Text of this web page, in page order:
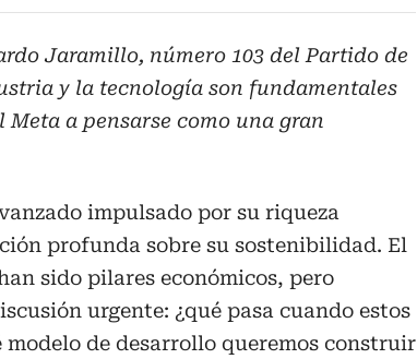
Jaramillo, número 103 del Partido de
y la tecnología son fundamentales
a pensarse como una gran
impulsado por su riqueza
profunda sobre su sostenibilidad. El
sido pilares económicos, pero
urgente: ¿qué pasa cuando estos
modelo de desarrollo queremos construir